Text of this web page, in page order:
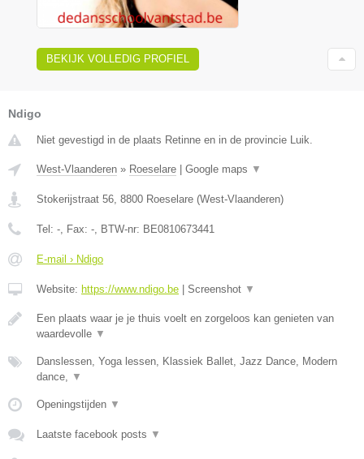
BEKIJK VOLLEDIG PROFIEL
Ndigo
Niet gevestigd in de plaats Retinne en in de provincie Luik.
West-Vlaanderen » Roeselare | Google maps ▼
Stokerijstraat 56 8800 Roeselare (West-Vlaanderen)
Tel: - , Fax: - , BTW-nr: BE0810673441
E-mail › Ndigo
Website: https://www.ndigo.be | Screenshot ▼
Een plaats waar je je thuis voelt en zorgeloos kan genieten van
waardevolle ▼
Danslessen, Yoga lessen, Klassiek Ballet, Jazz Dance, Modern
dance,
▼
Openingstijden ▼
Laatste facebook posts ▼